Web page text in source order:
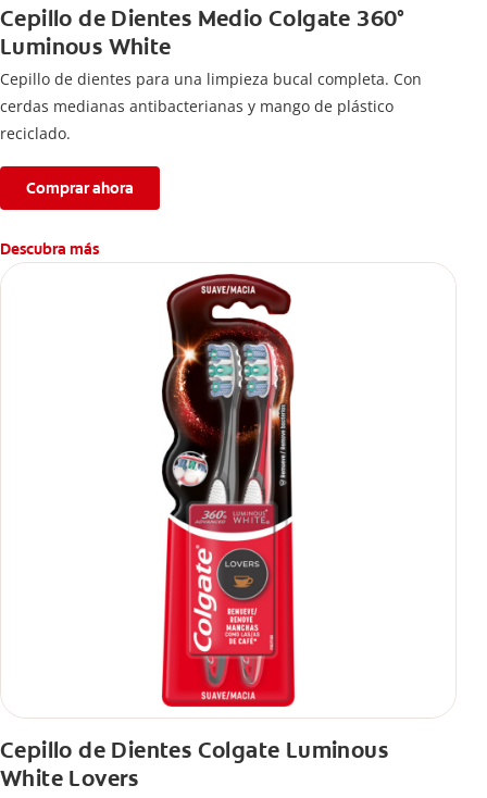
Cepillo de Dientes Medio Colgate 360°
Luminous White
Cepillo de dientes para una limpieza bucal completa. Con
cerdas medianas antibacterianas y mango de plástico
reciclado.
Comprar ahora
Descubra más
Cepillo de Dientes Colgate Luminous
White Lovers